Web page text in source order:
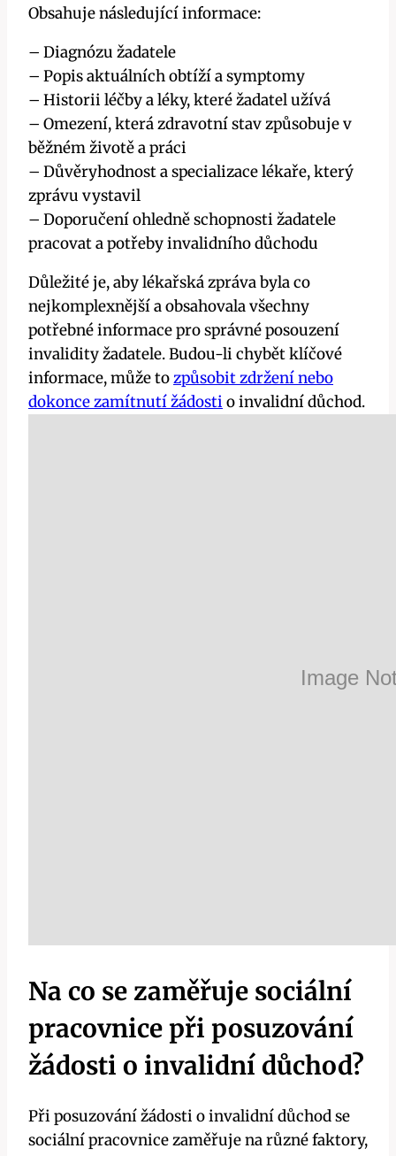
Obsahuje následující informace:
– Diagnózu žadatele
– Popis aktuálních obtíží a symptomy
– Historii léčby a léky, které žadatel užívá
– Omezení, která zdravotní stav způsobuje v
běžném životě a práci
– Důvěryhodnost a specializace lékaře, který
zprávu vystavil
– Doporučení ohledně schopnosti žadatele
pracovat a potřeby invalidního důchodu
Důležité je, aby lékařská zpráva byla co
nejkomplexnější a obsahovala všechny
potřebné informace pro správné posouzení
invalidity žadatele. Budou-li chybět klíčové
informace, může tozpůsobit zdržení nebo
dokonce zamítnutí žádosti o invalidní důchod.
Na co se zaměřuje sociální
pracovnice při posuzování
žádosti o invalidní důchod?
Při posuzování žádosti o invalidní důchod se
sociální pracovnice zaměřuje na různé faktory,